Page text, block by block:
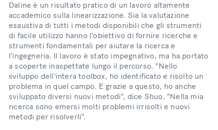
Daline è un risultato pratico di un lavoro altamente
accademico sulla linearizzazione. Sia la valutazione
esaustiva di tutti i metodi disponibili che gli strumenti
di facile utilizzo hanno l'obiettivo di fornire ricerche e
strumenti fondamentali per aiutare la ricerca e
l’ingegneria. Il lavoro è stato impegnativo, ma ha portato
a scoperte inaspettate lungo il percorso. "Nello
sviluppo dell'intera toolbox, ho identificato e risolto un
problema in quel campo. E grazie a questo, ho anche
sviluppato diversi nuovi metodi", dice Shuo. "Nella mia
ricerca sono emersi molti problemi irrisolti e nuovi
metodi per risolverli".